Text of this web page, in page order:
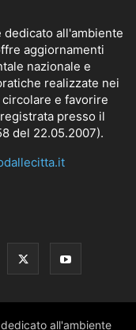
all'ambiente
aggiornamenti
nazionale e
realizzate nei
e favorire
presso il
del 22.05.2007).
all'ambiente